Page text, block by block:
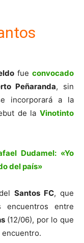
fueconvocado
Peñaranda, sin
incorporará a la
de la Vinotinto
Dudamel: «Yo
del país»
Santos FC, que
entre
(12/06), por lo que